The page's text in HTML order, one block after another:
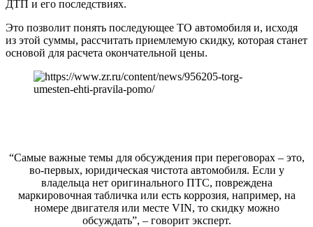
ДТП и его последствиях.
Это позволит понять последующее ТО автомобиля и, исходя
из этой суммы, рассчитать приемлемую скидку, которая станет
основой для расчета окончательной цены.
“Самые важные темы для обсуждения при переговорах – это,
во-первых, юридическая чистота автомобиля. Если у
владельца нет оригинального ПТС, повреждена
маркировочная табличка или есть коррозия, например, на
номере двигателя или месте VIN, то скидку можно
обсуждать”, – говорит эксперт.